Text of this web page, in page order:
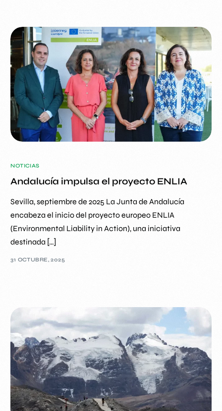
NOTICIAS
Andalucía impulsa el proyecto ENLIA
Sevilla, septiembre de 2025 La Junta de Andalucía
encabeza el inicio del proyecto europeo ENLIA
(Environmental Liability in Action), una iniciativa
destinada […]
31 OCTUBRE, 2025